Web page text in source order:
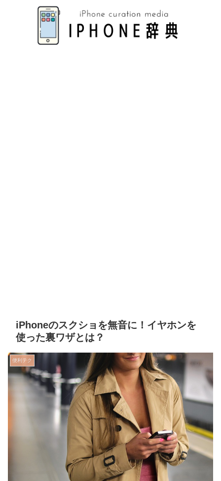
iPhoneのスクショを無音に！イヤホンを
使った裏ワザとは？
便利テク